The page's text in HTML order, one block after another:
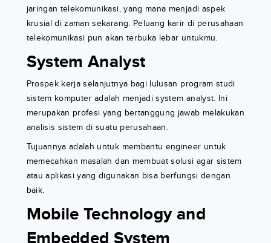
jaringan telekomunikasi, yang mana menjadi aspek
krusial di zaman sekarang. Peluang karir di perusahaan
telekomunikasi pun akan terbuka lebar untukmu.
System Analyst
Prospek kerja selanjutnya bagi lulusan program studi
sistem komputer adalah menjadi system analyst. Ini
merupakan profesi yang bertanggung jawab melakukan
analisis sistem di suatu perusahaan.
Tujuannya adalah untuk membantu engineer untuk
memecahkan masalah dan membuat solusi agar sistem
atau aplikasi yang digunakan bisa berfungsi dengan
baik.
Mobile Technology and
Embedded System